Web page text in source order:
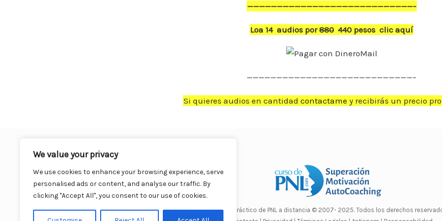
We value your privacy
We use cookies to enhance your browsing experience, serve
personalised ads or content, and analyse our traffic. By
clicking "Accept All", you consent to our use of cookies.
————————————————————————————-
Loa 14 audios por880 440 pesos clic aquí
————————————————————————————–
Si quieres audios en cantidad contactame y recibirás un precio
Curso Práctico de PNL a distancia © 2007- 2025. Todos los derechos